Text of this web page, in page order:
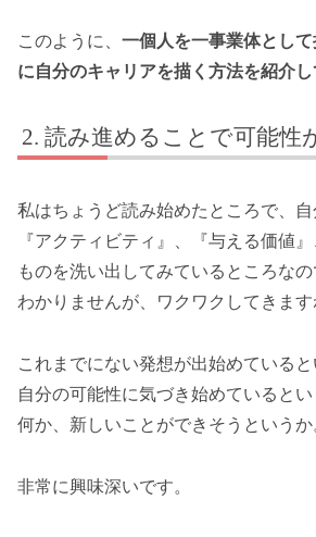
このように、 一個人を一事業体として
に自分のキャリアを描く方法を紹介し
読み進めることで可能性
私はちょうど読み始めたところで、
『アクティビティ』、『与える価値
ものを洗い出してみているところなの
わかりませんが、ワクワクしてきます
これまでにない発想が出始めていると
自分の可能性に気づき始めているとい
何か、新しいことができそうというか
非常に興味深いです。